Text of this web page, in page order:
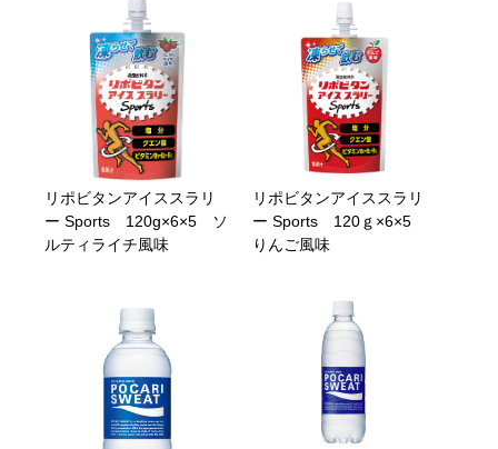
リポビタンアイススラリ
ー Sports 120g×6×5 ソ
ルティライチ風味
リポビタンアイススラリ
ー Sports 120ｇ×6×5
りんご風味